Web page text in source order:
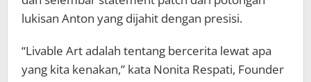
lukisan Anton yang dijahit dengan presisi.
“Livable Art adalah tentang bercerita lewat apa
yang kita kenakan,” kata Nonita Respati, Founder